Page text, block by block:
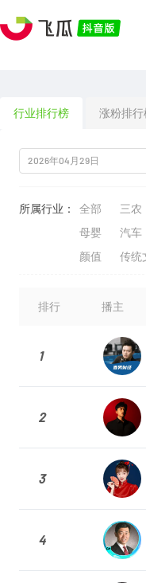
行业排行榜 涨粉排行
所属行业： 全部 三农
母婴
汽车
颜值
传统
排行 播主
1
2
3
4